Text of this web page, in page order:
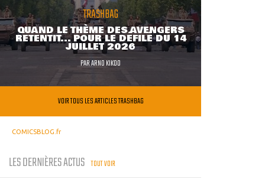
TRASHBAG
QUAND LE THÈME DES AVENGERS
RETENTIT... POUR LE DÉFILÉ DU 14
JUILLET 2026
PARARNO KIKOO
VOIR TOUS LES ARTICLES TRASHBAG
COMICSBLOG.fr
LES DERNIÈRES ACTUS TOUT VOIR